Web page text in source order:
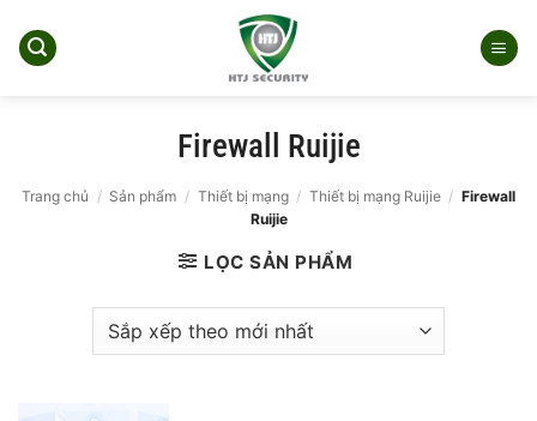
qua
Firewall Ruijie
Trang chủ / Sản phẩm / Thiết bị mạng / Thiết bị mạng Ruijie / Firewall
Ruijie
LỌC SẢN PHẨM